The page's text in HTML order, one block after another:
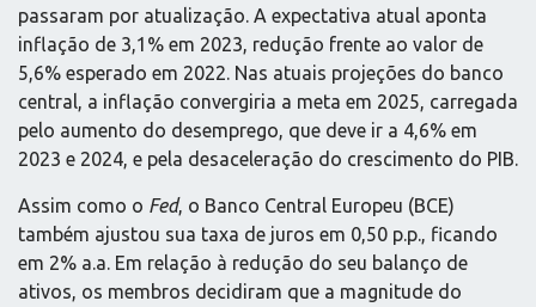
passaram por atualização. A expectativa atual aponta
inflação de 3,1% em 2023, redução frente ao valor de
5,6% esperado em 2022. Nas atuais projeções do banco
central, a inflação convergiria a meta em 2025, carregada
pelo aumento do desemprego, que deve ir a 4,6% em
2023 e 2024, e pela desaceleração do crescimento do PIB.
Assim como o Fed, o Banco Central Europeu (BCE)
também ajustou sua taxa de juros em 0,50 p.p., ficando
em 2% a.a. Em relação à redução do seu balanço de
ativos, os membros decidiram que a magnitude do